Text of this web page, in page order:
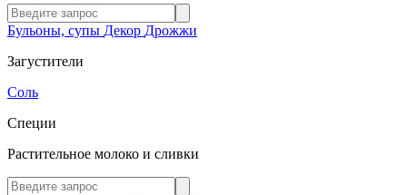
Бульоны, супы Декор Дрожжи
Загустители
Соль
Специи
Растительное молоко и сливки